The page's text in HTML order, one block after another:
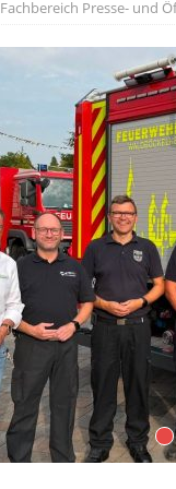
Fachbereich Presse- und